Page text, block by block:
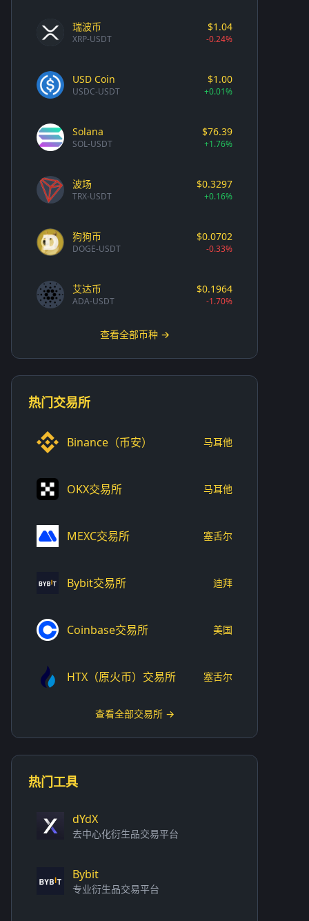
瑞波币
XRP-USDT
$1.04
-0.24%
USD Coin
USDC-USDT
$1.00
+0.01%
Solana
SOL-USDT
$76.39
+1.76%
波场
TRX-USDT
$0.3297
+0.16%
狗狗币
DOGE-USDT
$0.0702
-0.33%
艾达币
ADA-USDT
$0.1964
-1.70%
查看全部币种 →
热门交易所
Binance（币安） 马耳他
OKX交易所 马耳他
MEXC交易所 塞舌尔
Bybit交易所 迪拜
Coinbase交易所 美国
HTX（原火币）交易所 塞舌尔
查看全部交易所 →
热门工具
dYdX
去中心化衍生品交易平台
Bybit
专业衍生品交易平台